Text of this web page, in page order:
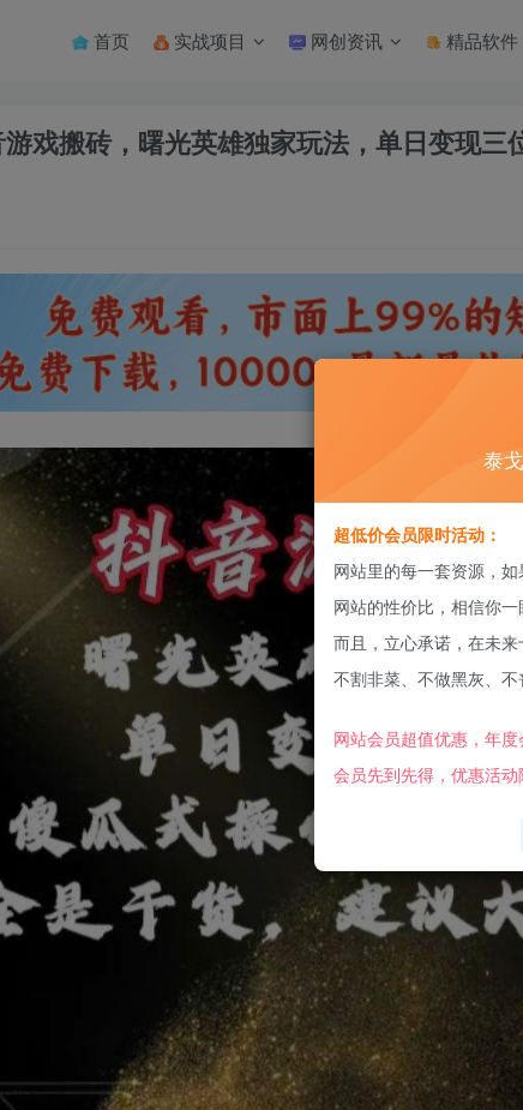
首页 实战项目 网创资讯 精品软件
游戏搬砖，曙光英雄独家玩法，单日变现
泰
超低价会员限时活动：
网站里的每一套资源，
网站的性价比，相信你一
而且，立心承诺，在未来
不割非菜、不做黑灰、
网站会员超值优惠，年度
会员先到先得，优惠活动